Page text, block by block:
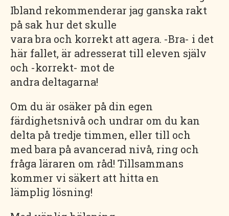
Ibland rekommenderar jag ganska rakt
på sak hur det skulle
vara bra och korrekt att agera. -Bra- i det
här fallet, är adresserat till eleven själv
och -korrekt- mot de
andra deltagarna!
Om du är osäker på din egen
färdighetsnivå och undrar om du kan
delta på tredje timmen, eller till och
med bara på avancerad nivå, ring och
fråga läraren om råd! Tillsammans
kommer vi säkert att hitta en
lämplig lösning!